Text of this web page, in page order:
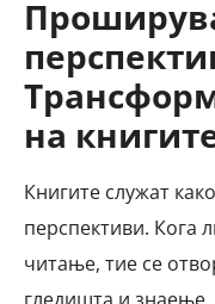
на
Книгите служат
перспективи. Кога
читање, тие се